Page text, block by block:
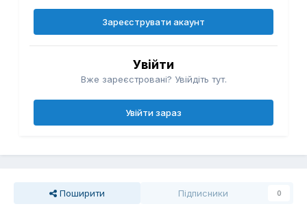
Зареєструвати акаунт
Увійти
Вже зареєстровані? Увійдіть тут.
Увійти зараз
Поширити Підписники 0